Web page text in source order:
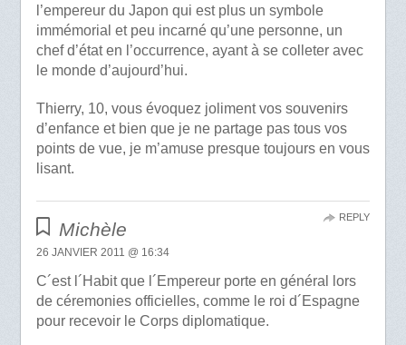
l’empereur du Japon qui est plus un symbole
immémorial et peu incarné qu’une personne, un
chef d’état en l’occurrence, ayant à se colleter avec
le monde d’aujourd’hui.
Thierry, 10, vous évoquez joliment vos souvenirs
d’enfance et bien que je ne partage pas tous vos
points de vue, je m’amuse presque toujours en vous
lisant.
Michèle
26 JANVIER 2011 @ 16:34
C´est l´Habit que l´Empereur porte en général lors
de céremonies officielles, comme le roi d´Espagne
pour recevoir le Corps diplomatique.
REPLY